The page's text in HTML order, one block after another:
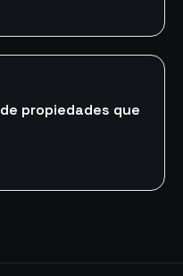
propiedades que